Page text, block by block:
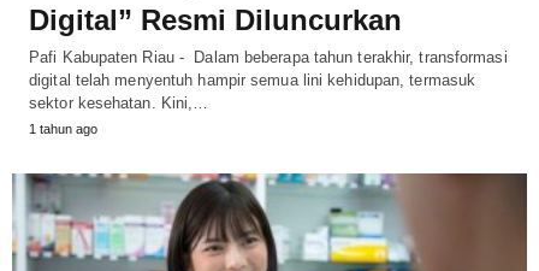
Digital” Resmi Diluncurkan
Pafi Kabupaten Riau - Dalam beberapa tahun terakhir, transformasi
digital telah menyentuh hampir semua lini kehidupan, termasuk
sektor kesehatan. Kini,…
1 tahun ago